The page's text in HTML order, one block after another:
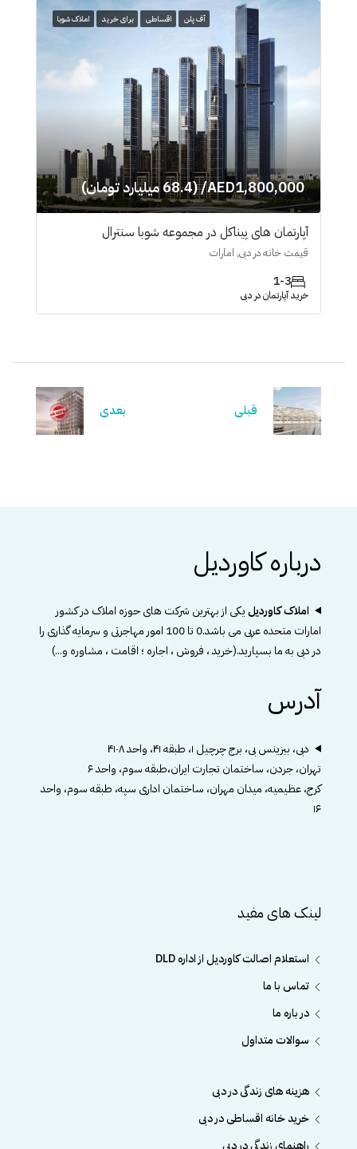
آف پلن اقساطی برای خرید املاک شوبا
AED1,800,000/ (68.4 میلیارد تومان)
آپارتمان های پیناکل در مجموعه شوبا سنترال
قیمت خانه در دبی, امارات
1-3
خرید آپارتمان در دبی
قبلی بعدی
درباره کاوردیل
املاک کاوردیلیکی از بهترین شرکت های حوزه املاک در کشور
امارات متحده عربی می باشد.0 تا 100 امور مهاجرتی و سرمایه گذاری را
در دبی به ما بسپارید.(خرید ، فروش ، اجاره ؛ اقامت ، مشاوره و...)
آدرس
دبی، بیزینس بی، برج چرچیل ۱، طبقه ۴۱، واحد ۴۱۰۸
تهران، جردن، ساختمان تجارت ایران،طبقه سوم، واحد ۶
کرج، عظیمیه، میدان مهران، ساختمان اداری سپه، طبقه سوم، واحد
۱۶
لینک های مفید
استعلام اصالت کاوردیل از اداره DLD
تماس با ما
در باره ما
سوالات متداول
هزینه های زندگی در دبی
خرید خانه اقساطی در دبی
راهنمای زندگی در دبی